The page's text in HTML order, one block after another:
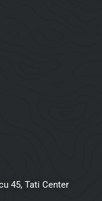
45, Tati Center